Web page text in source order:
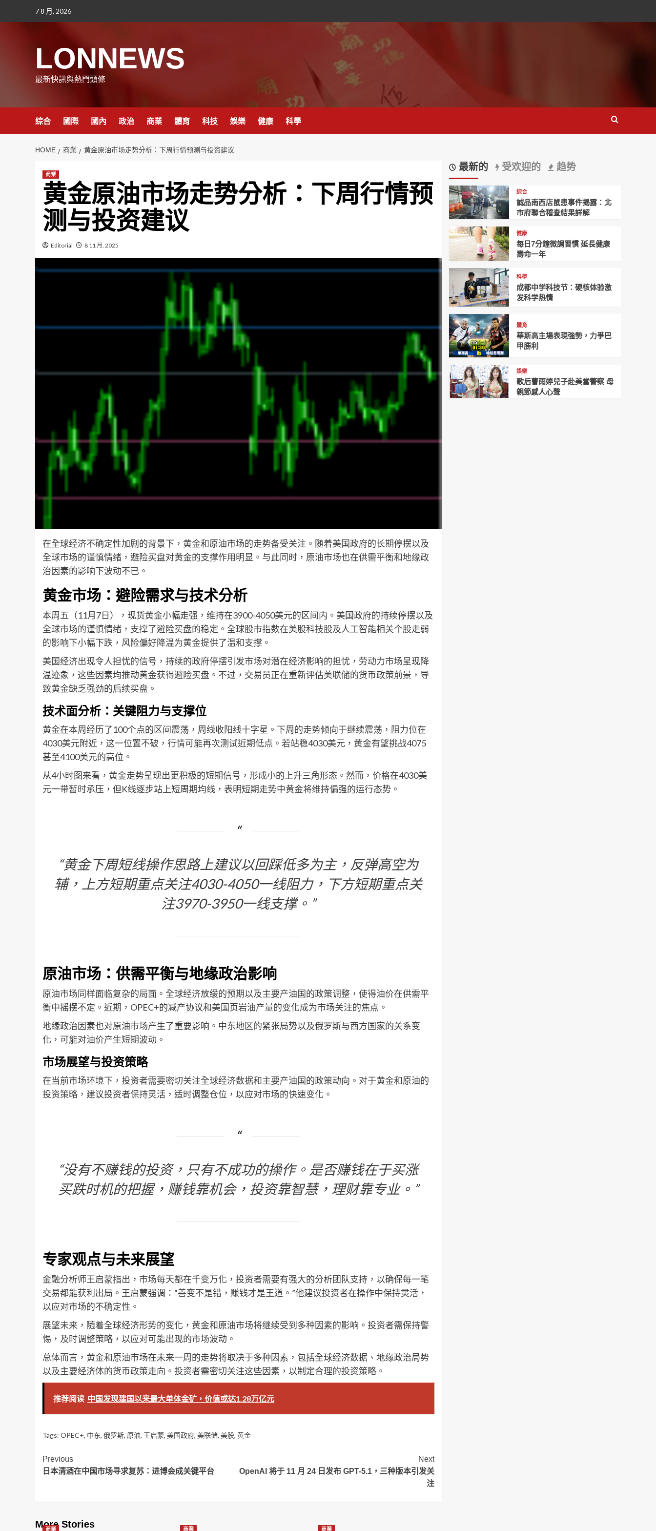
7 8 月, 2026
LONNEWS
最新快訊與熱門頭條
綜合 國際 國內 政治 商業 體育 科技 娛樂 健康 科學
HOME 商業 黄金原油市场走势分析：下周行情预测与投资建议
商業
黄金原油市场走势分析：下周行情预
测与投资建议
Editorial 8 11 月, 2025
在全球经济不确定性加剧的背景下，黄金和原油市场的走势备受关注。随着美国政府的长期停摆以及
全球市场的谨慎情绪，避险买盘对黄金的支撑作用明显。与此同时，原油市场也在供需平衡和地缘政
治因素的影响下波动不已。
黄金市场：避险需求与技术分析
本周五（11月7日），现货黄金小幅走强，维持在3900-4050美元的区间内。美国政府的持续停摆以及
全球市场的谨慎情绪，支撑了避险买盘的稳定。全球股市指数在美股科技股及人工智能相关个股走弱
的影响下小幅下跌，风险偏好降温为黄金提供了温和支撑。
美国经济出现令人担忧的信号，持续的政府停摆引发市场对潜在经济影响的担忧，劳动力市场呈现降
温迹象，这些因素均推动黄金获得避险买盘。不过，交易员正在重新评估美联储的货币政策前景，导
致黄金缺乏强劲的后续买盘。
技术面分析：关键阻力与支撑位
黄金在本周经历了100个点的区间震荡，周线收阳线十字星。下周的走势倾向于继续震荡，阻力位在
4030美元附近，这一位置不破，行情可能再次测试近期低点。若站稳4030美元，黄金有望挑战4075
甚至4100美元的高位。
从4小时图来看，黄金走势呈现出更积极的短期信号，形成小的上升三角形态。然而，价格在4030美
元一带暂时承压，但K线逐步站上短周期均线，表明短期走势中黄金将维持偏强的运行态势。
“黄金下周短线操作思路上建议以回踩低多为主，反弹高空为
辅，上方短期重点关注4030-4050一线阻力，下方短期重点关
注3970-3950一线支撑。”
原油市场：供需平衡与地缘政治影响
原油市场同样面临复杂的局面。全球经济放缓的预期以及主要产油国的政策调整，使得油价在供需平
衡中摇摆不定。近期，OPEC+的减产协议和美国页岩油产量的变化成为市场关注的焦点。
地缘政治因素也对原油市场产生了重要影响。中东地区的紧张局势以及俄罗斯与西方国家的关系变
化，可能对油价产生短期波动。
市场展望与投资策略
在当前市场环境下，投资者需要密切关注全球经济数据和主要产油国的政策动向。对于黄金和原油的
投资策略，建议投资者保持灵活，适时调整仓位，以应对市场的快速变化。
“没有不赚钱的投资，只有不成功的操作。是否赚钱在于买涨
买跌时机的把握，赚钱靠机会，投资靠智慧，理财靠专业。”
专家观点与未来展望
金融分析师王启蒙指出，市场每天都在千变万化，投资者需要有强大的分析团队支持，以确保每一笔
交易都能获利出局。王启蒙强调：“善变不是错，赚钱才是王道。”他建议投资者在操作中保持灵活，
以应对市场的不确定性。
展望未来，随着全球经济形势的变化，黄金和原油市场将继续受到多种因素的影响。投资者需保持警
惕，及时调整策略，以应对可能出现的市场波动。
总体而言，黄金和原油市场在未来一周的走势将取决于多种因素，包括全球经济数据、地缘政治局势
以及主要经济体的货币政策走向。投资者需密切关注这些因素，以制定合理的投资策略。
推荐阅读 中国发现建国以来最大单体金矿，价值或达1.28万亿元
Tags: OPEC+, 中东, 俄罗斯, 原油, 王启蒙, 美国政府, 美联储, 美股, 黄金
Post
Navigation
Previous
日本清酒在中国市场寻求复苏：进博会成关键平台
Next
OpenAI 将于 11 月 24 日发布 GPT-5.1，三种版本引发关
注
More Stories
商業 商業 商業
最新的 受欢迎的 趋势
綜合
誠品南西店鼠患事件揭露：北
市府聯合稽查結果詳解
健康
每日7分鐘微調習慣 延長健康
壽命一年
科學
成都中学科技节：硬核体验激
发科学热情
體育
華斯高主場表現強勢，力爭巴
甲勝利
娛樂
歌后曹雨婷兒子赴美當警察 母
親節感人心聲